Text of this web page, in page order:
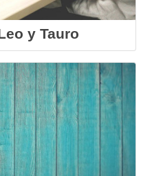
y Tauro